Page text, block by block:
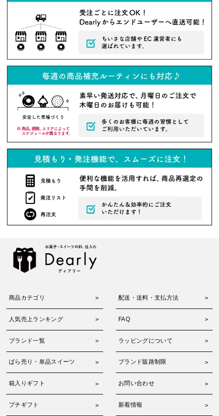
商品カテゴリ 配送・送料・支払方法
人気売上ランキング FAQ
ブランド一覧 ラッピングについて
ばら売り・単品スイーツ ブランド販路制限
箱入りギフト お問い合わせ
プチギフト 新着情報